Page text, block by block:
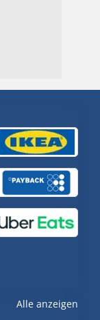
Alle anzeigen